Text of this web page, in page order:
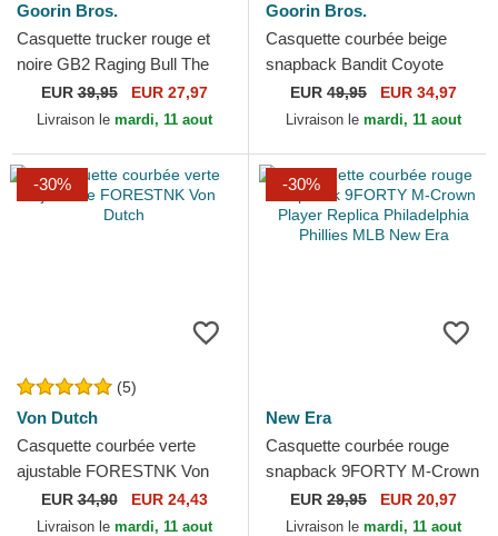
Goorin Bros.
Casquette trucker rouge et
noire GB2 Raging Bull The
Rocker The Farm Goorin
Bros.
EUR39,95 EUR 27,97
Livraison le mardi, 11 aout
Goorin Bros.
Casquette courbée beige
snapback Bandit Coyote
Cloth Rugged Comfort The
Farm Goorin Bros.
EUR 49,95 EUR 34,97
Livraison le mardi, 11 aout
-30%
(5)
Von Dutch
Casquette courbée verte
ajustable FORESTNK Von
DutchEUR34,90 EUR 24,43
Livraison le mardi, 11 aout
-30%
New Era
Casquette courbée rouge
snapback 9FORTY M-Crown
Player Replica Philadelphia
Phillies MLB New Era
EUR 29,95 EUR 20,97
Livraison le mardi, 11 aout